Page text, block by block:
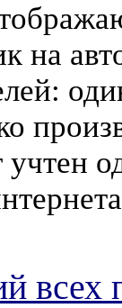
на
учтен
всех